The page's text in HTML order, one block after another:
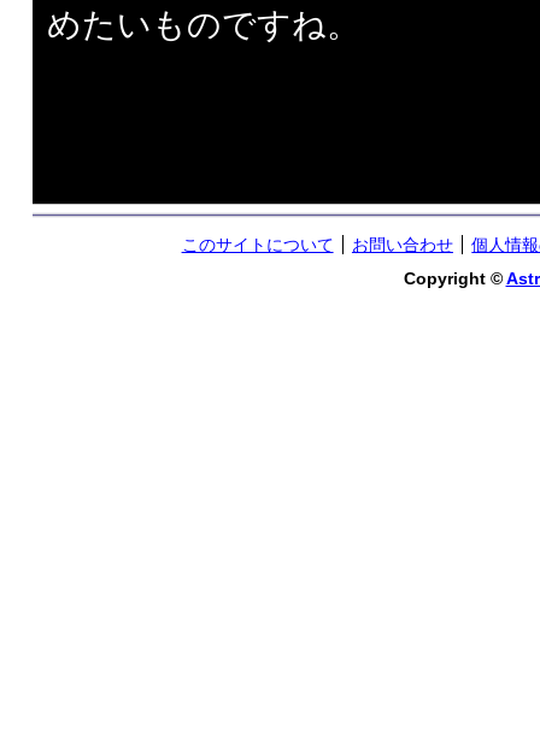
めたいものですね。
このサイトについて お問い合わせ
個人情
Copyright ©